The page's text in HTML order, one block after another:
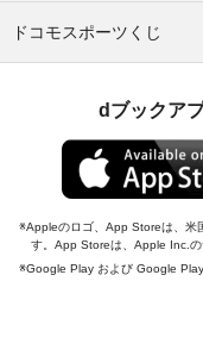
ドコモスポーツくじ
dブックア
Appleのロゴ、App Storeは、米
す。App Storeは、Apple Inc.の
Google Play および Google